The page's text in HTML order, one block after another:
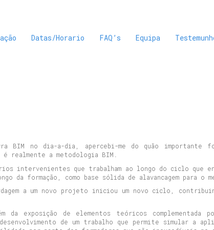
Datas/Horario FAQ’s Equipa
BIM no dia-a-dia, apercebi-me do quão
realmente a metodologia BIM.
intervenientes que trabalham ao longo do ciclo que
da formação, como base sólida de alavancagem para o
a um novo projeto iniciou um novo ciclo,
da exposição de elementos teóricos
de um trabalho que permite simular a